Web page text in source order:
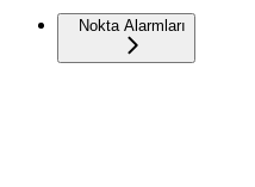
Nokta Alarmları